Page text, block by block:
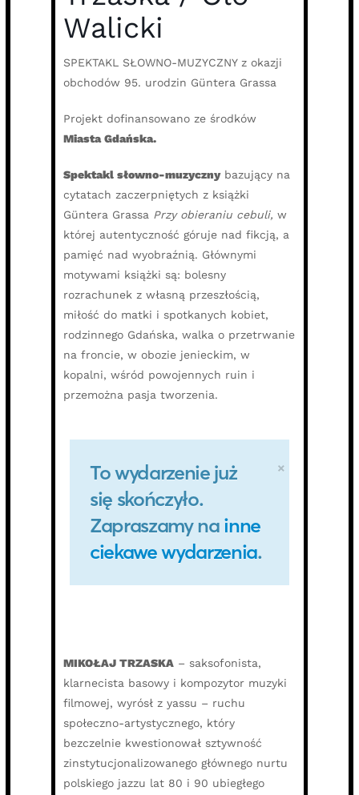
Walicki
SPEKTAKL SŁOWNO-MUZYCZNY z okazji
obchodów 95. urodzin Güntera Grassa
Projekt dofinansowano ze środków
Miasta Gdańska.
Spektakl słowno-muzycznybazujący na
cytatach zaczerpniętych z książki
Güntera Grassa Przy obieraniu cebuli, w
której autentyczność góruje nad fikcją, a
pamięć nad wyobraźnią. Głównymi
motywami książki są: bolesny
rozrachunek z własną przeszłością,
miłość do matki i spotkanych kobiet,
rodzinnego Gdańska, walka o przetrwanie
na froncie, w obozie jenieckim, w
kopalni, wśród powojennych ruin i
przemożna pasja tworzenia.
MIKOŁAJ TRZASKA – saksofonista,
klarnecista basowy i kompozytor muzyki
filmowej, wyrósł z yassu – ruchu
społeczno-artystycznego, który
bezczelnie kwestionował sztywność
zinstytucjonalizowanego głównego nurtu
polskiego jazzu lat 80 i 90 ubiegłego